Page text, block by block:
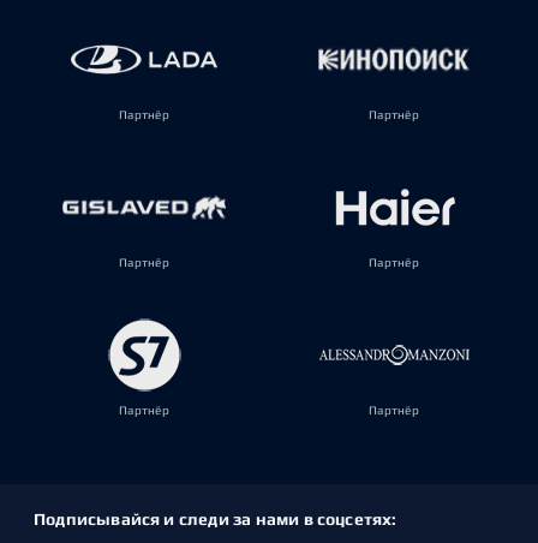
Партнёр Партнёр
Партнёр Партнёр
Партнёр Партнёр
Подписывайся и следи за нами в соцсетях: